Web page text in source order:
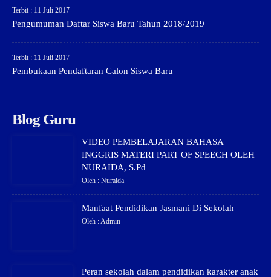
Terbit : 11 Juli 2017
Pengumuman Daftar Siswa Baru Tahun 2018/2019
Terbit : 11 Juli 2017
Pembukaan Pendaftaran Calon Siswa Baru
Blog Guru
VIDEO PEMBELAJARAN BAHASA
INGGRIS MATERI PART OF SPEECH OLEH
NURAIDA, S.Pd
Oleh : Nuraida
Manfaat Pendidikan Jasmani Di Sekolah
Oleh : Admin
Peran sekolah dalam pendidikan karakter anak